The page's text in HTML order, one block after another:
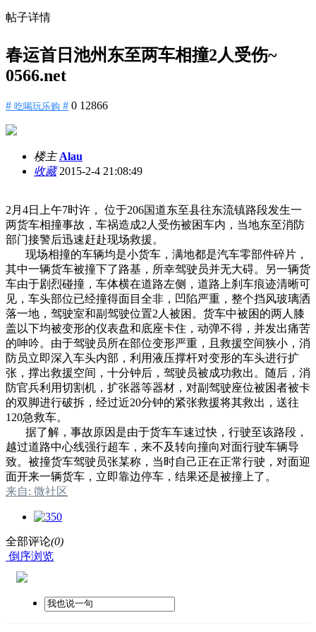
帖子详情
春运首日池州东至两车相撞2人受伤~
0566.net
# 吃喝玩乐购 # 0 12866
楼主 Alau
收藏2015-2-4 21:08:49
2月4日上午7时许， 位于206国道东至县往东流镇路段发生一
两货车相撞事故，车祸造成2人受伤被困车内，当地东至消防
部门接警后迅速赶赴现场救援。
现场相撞的车辆均是小货车，满地都是汽车零部件碎片，
其中一辆货车被撞下了路基，所幸驾驶员并无大碍。另一辆货
车由于剧烈碰撞，车体横在道路左侧，道路上刹车痕迹清晰可
见，车头部位已经撞得面目全非，凹陷严重，整个挡风玻璃洒
落一地，驾驶室和副驾驶位置2人被困。货车中被困的两人膝
盖以下均被变形的仪表盘和底座卡住，动弹不得，并发出痛苦
的呻吟。由于驾驶员所在部位变形严重，且救援空间狭小，消
防员立即深入车头内部，利用液压撑杆对变形的车头进行扩
张，撑出救援空间，十分钟后，驾驶员被成功救出。随后，消
防官兵利用切割机，扩张器等器材，对副驾驶座位被困者被卡
的双脚进行破拆，经过近20分钟的紧张救援将其救出，送往
120急救车。
据了解，事故原因是由于货车车速过快，行驶至该路段，
越过道路中心线强行超车，来不及转向撞向对面行驶车辆导
致。被撞货车驾驶员张某称，当时自己正在正常行驶，对面迎
面开来一辆货车，立即靠边停车，结果还是被撞上了。
来自: 微社区
全部评论(0)
倒序浏览